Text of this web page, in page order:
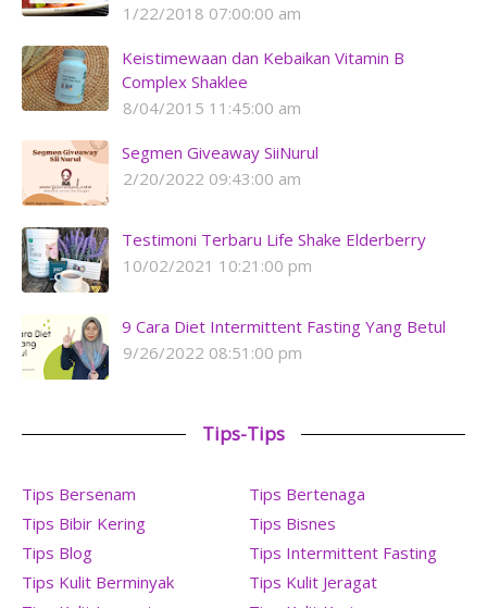
1/22/2018 07:00:00 am
Keistimewaan dan Kebaikan Vitamin B
Complex Shaklee
8/04/2015 11:45:00 am
Segmen Giveaway SiiNurul
2/20/2022 09:43:00 am
Testimoni Terbaru Life Shake Elderberry
10/02/2021 10:21:00 pm
9 Cara Diet Intermittent Fasting Yang Betul
9/26/2022 08:51:00 pm
Tips-Tips
Tips Bersenam
Tips Bertenaga
Tips Bibir Kering
Tips Bisnes
Tips Blog
Tips Intermittent Fasting
Tips Kulit Berminyak
Tips Kulit Jeragat